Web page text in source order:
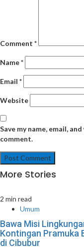
Comment *
Name*
Email *
Website
Save my name, email,
comment.
More Stories
2 min read
Umum
Bawa Misi
Kontingan Pramuka
di Cibubur